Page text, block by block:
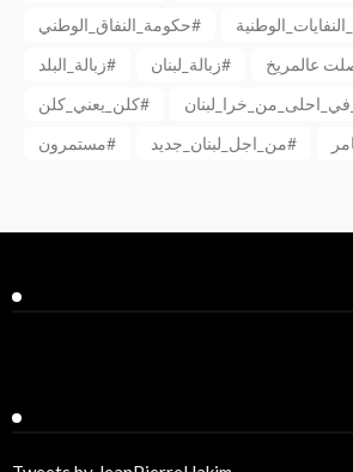
حكومة_النفاق_الوطني#
زبالة_البلد#
زبالة_لبنان#
كلن_يعني_كلن#
مستمرون#
من_اجل_لبنان_جديد#